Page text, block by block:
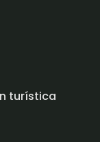
turística